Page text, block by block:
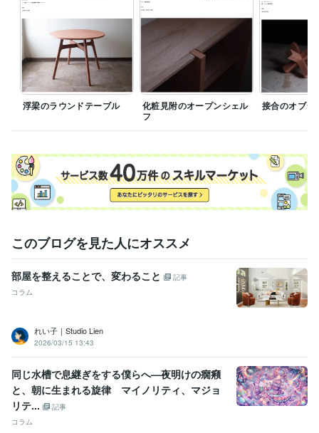
浮梁のラウンドテーブル
化粧見附のオープンシェル
フ
接合のオブジ
このブログを見た人にオススメ
部屋を整えることで、変わること
記事
コラム
れい子｜Studio Lien
2026/03/15 13:43
同じ水槽で息継ぎをする僕らへ—夜明けの癇癪
と、朝に生まれる旋律 マイノリティ、マジョ
リテ...
記事
コラム